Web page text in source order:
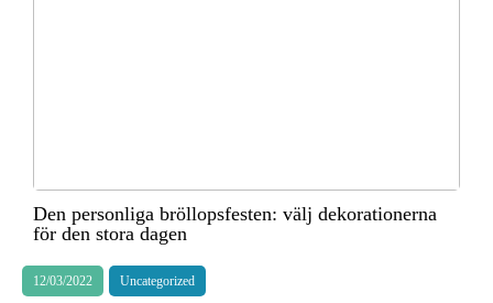
Den personliga bröllopsfesten: välj dekorationerna
för den stora dagen
12/03/2022 Uncategorized